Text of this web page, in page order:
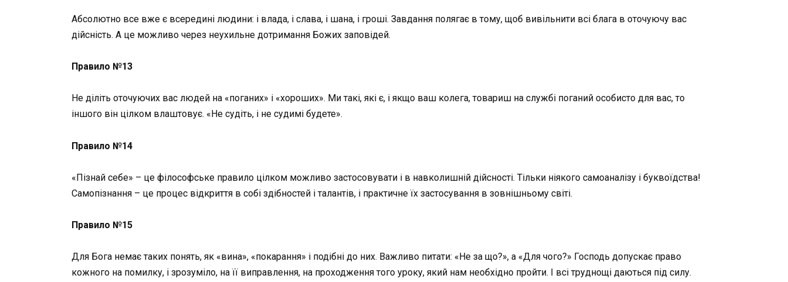
Абсолютно все вже є всередині людини: і влада, і слава, і шана, і гроші. Завдання полягає в тому, щоб вивільнити всі блага в оточуючу вас
дійсність. А це можливо через неухильне дотримання Божих заповідей.
Правило №13
Не діліть оточуючих вас людей на «поганих» і «хороших». Ми такі, які є, і якщо ваш колега, товариш на службі поганий особисто для вас, то
іншого він цілком влаштовує. «Не судіть, і не судимі будете».
Правило №14
«Пізнай себе» – це філософське правило цілком можливо застосовувати і в навколишній дійсності. Тільки ніякого самоаналізу і буквоїдства!
Самопізнання – це процес відкриття в собі здібностей і талантів, і практичне їх застосування в зовнішньому світі.
Правило №15
Для Бога немає таких понять, як «вина», «покарання» і подібні до них. Важливо питати: «Не за що?», а «Для чого?» Господь допускає право
кожного на помилку, і зрозуміло, на її виправлення, на проходження того уроку, який нам необхідно пройти. І всі труднощі даються під силу.